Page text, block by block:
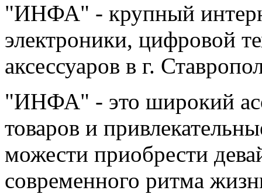
"ИНФА" - крупный
электроники, цифровой
аксессуаров в г.
"ИНФА" - это широкий
товаров и
можести приобрести
современного ритма